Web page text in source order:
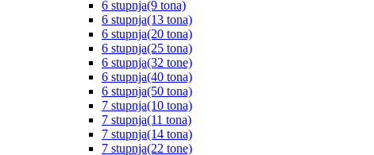
6 stupnja(9 tona)
6 stupnja(13 tona)
6 stupnja(20 tona)
6 stupnja(25 tona)
6 stupnja(32 tone)
6 stupnja(40 tona)
6 stupnja(50 tona)
7 stupnja(10 tona)
7 stupnja(11 tona)
7 stupnja(14 tona)
7 stupnja(22 tone)